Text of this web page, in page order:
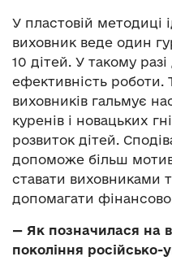
У пластовій методиці
виховник веде один
10 дітей. У такому
ефективність роботи.
виховників гальмує
куренів і новацьких
розвиток дітей.
допоможе більш
ставати виховниками
допомагати
— Як позначилася на
покоління російсько-